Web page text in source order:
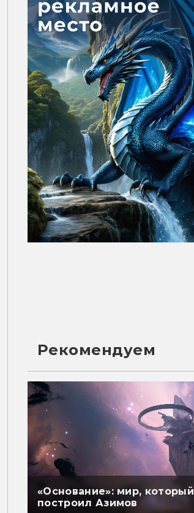
Рекомендуем
«Основание»: мир, который
построил Азимов